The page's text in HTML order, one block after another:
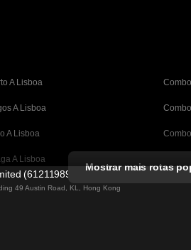
A Lisboa
A Lisboa
A Lisboa
A Lisboa
A Barcelona
Mostrar mais rotas
(61211989)
49 Austin Road, KL, Hong Kong